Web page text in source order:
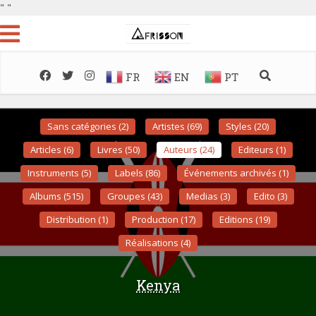
" "
FR EN PT
Sans catégories (2) Artistes (69)
Styles (20)
Articles (6)
Livres (50) Auteurs (24)
Editeurs (1)
Instruments (5)
Labels (86)
Événements archivés (1)
Albums (515)
Groupes (43) Medias (3)
Edito (3)
Distribution (1)
Production (17)
Editions (19)
Réalisations (4)
Kenya